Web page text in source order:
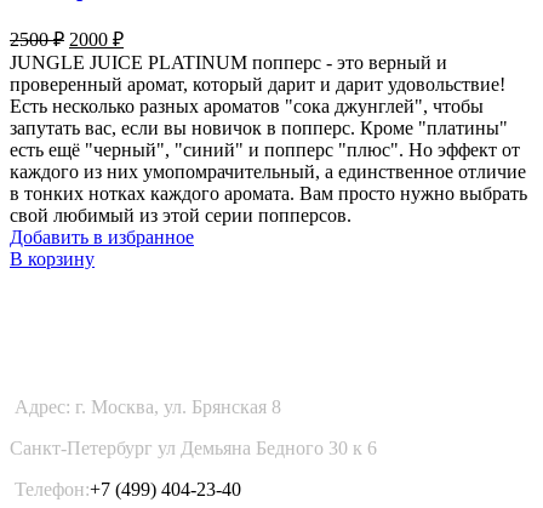
2500₽ Первоначальная
цена
составляла
2500 ₽.
2000 ₽Текущая
цена:
2000 ₽.
JUNGLE JUICE PLATINUM попперс - это верный и
проверенный аромат, который дарит и дарит удовольствие!
Есть несколько разных ароматов "сока джунглей", чтобы
запутать вас, если вы новичок в попперс. Кроме "платины"
есть ещё "черный", "синий" и попперс "плюс". Но эффект от
каждого из них умопомрачительный, а единственное отличие
в тонких нотках каждого аромата. Вам просто нужно выбрать
свой любимый из этой серии попперсов.
Добавить в избранное
В корзину
Адрес: г. Москва, ул. Брянская 8
Санкт-Петербург ул Демьяна Бедного 30 к 6
Телефон:+7 (499) 404-23-40